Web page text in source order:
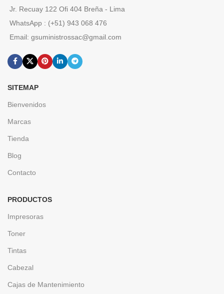
Jr. Recuay 122 Ofi 404 Breña - Lima
WhatsApp : (+51) 943 068 476
Email: gsuministrossac@gmail.com
SITEMAP
Bienvenidos
Marcas
Tienda
Blog
Contacto
PRODUCTOS
Impresoras
Toner
Tintas
Cabezal
Cajas de Mantenimiento